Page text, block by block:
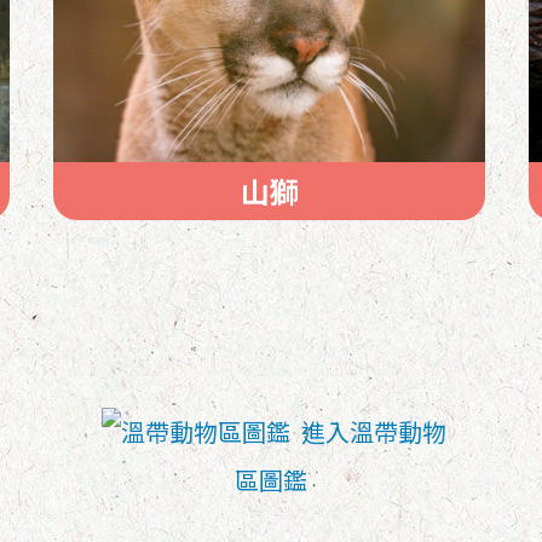
山獅
進入溫帶動物
區圖鑑